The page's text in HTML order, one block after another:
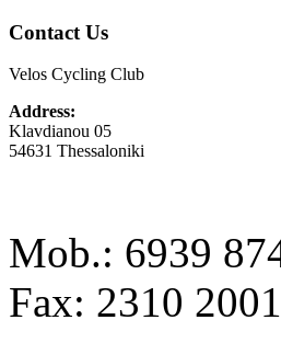
Contact Us
Velos Cycling Club
Address:
Klavdianou 05
54631 Thessaloniki
Mob.: 6939
Fax: 2310